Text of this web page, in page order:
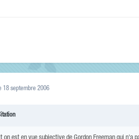
18 septembre 2006